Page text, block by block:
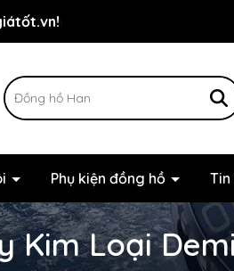
đợi bạn
Phụ kiện đồng hồ Tin
Kim Loại